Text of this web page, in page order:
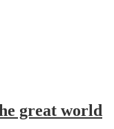
great world